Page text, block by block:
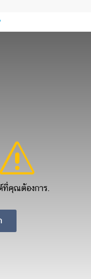
ที่คุณต้องการ.